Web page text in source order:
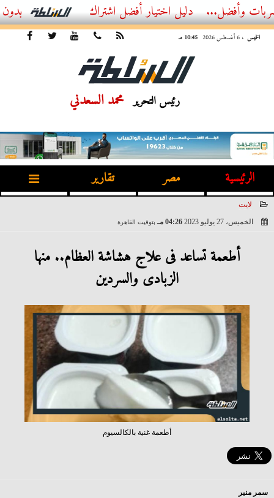
أفضل اشتراك IPTV بدون تقطيع 2026 – دليل المشاهد العصري
الخميس ، 6 أغسطس 2026 10:45 مـ
رئيس التحرير محمد السعدني
الرئيسية مصر تقارير
لايت
الخميس، 27 يوليو 2023
04:26 مـ بتوقيت القاهرة
أطعمة تساعد فى علاج هشاشة العظام.. منها
الزبادى والسردين
أطعمة غنية بالكالسيوم
سمر منير